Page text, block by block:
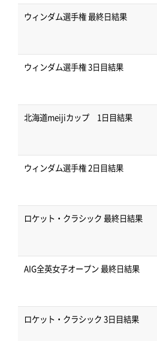
ウィンダム選手権 最終日結果
ウィンダム選手権 3日目結果
北海道meijiカップ 1日目結果
ウィンダム選手権 2日目結果
ロケット・クラシック 最終日結果
AIG全英女子オープン 最終日結果
ロケット・クラシック 3日目結果